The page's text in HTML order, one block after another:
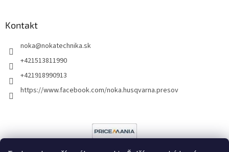
Kontakt
noka@nokatechnika.sk
+421513811990
+421918990913
https://www.facebook.com/noka.husqvarna.presov